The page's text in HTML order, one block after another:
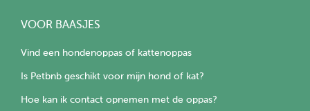
VOOR BAASJES
Vind een hondenoppas of kattenoppas
Is Petbnb geschikt voor mijn hond of kat?
Hoe kan ik contact opnemen met de oppas?